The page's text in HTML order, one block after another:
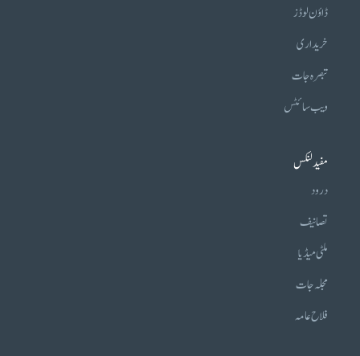
ڈاؤن لوڈز
خریداری
تبصرہ جات
ویب سائٹس
مفید لنکس
درود
تصانیف
ملٹی میڈیا
مجلہ جات
فلاح عامہ